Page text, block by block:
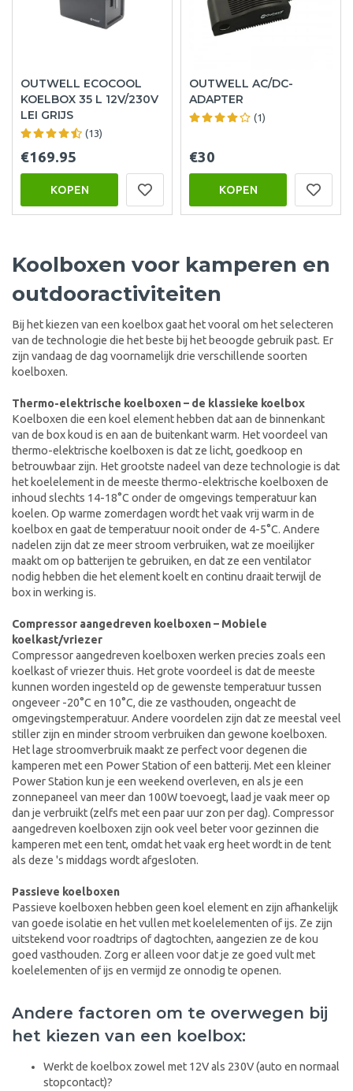
OUTWELL ECOCOOL
KOELBOX 35 L 12V/230V
LEI GRIJS
(13)
€169.95
KOPEN
OUTWELL AC/DC-
ADAPTER
(1)
€30
KOPEN
Koolboxen voor kamperen en
outdooractiviteiten
Bij het kiezen van een koelbox gaat het vooral om het selecteren
van de technologie die het beste bij het beoogde gebruik past. Er
zijn vandaag de dag voornamelijk drie verschillende soorten
koelboxen.
Thermo-elektrische koelboxen – de klassieke koelbox
Koelboxen die een koel element hebben dat aan de binnenkant
van de box koud is en aan de buitenkant warm. Het voordeel van
thermo-elektrische koelboxen is dat ze licht, goedkoop en
betrouwbaar zijn. Het grootste nadeel van deze technologie is dat
het koelelement in de meeste thermo-elektrische koelboxen de
inhoud slechts 14-18°C onder de omgevings temperatuur kan
koelen. Op warme zomerdagen wordt het vaak vrij warm in de
koelbox en gaat de temperatuur nooit onder de 4-5°C. Andere
nadelen zijn dat ze meer stroom verbruiken, wat ze moeilijker
maakt om op batterijen te gebruiken, en dat ze een ventilator
nodig hebben die het element koelt en continu draait terwijl de
box in werking is.
Compressor aangedreven koelboxen – Mobiele
koelkast/vriezer
Compressor aangedreven koelboxen werken precies zoals een
koelkast of vriezer thuis. Het grote voordeel is dat de meeste
kunnen worden ingesteld op de gewenste temperatuur tussen
ongeveer -20°C en 10°C, die ze vasthouden, ongeacht de
omgevingstemperatuur. Andere voordelen zijn dat ze meestal veel
stiller zijn en minder stroom verbruiken dan gewone koelboxen.
Het lage stroomverbruik maakt ze perfect voor degenen die
kamperen met een Power Station of een batterij. Met een kleiner
Power Station kun je een weekend overleven, en als je een
zonnepaneel van meer dan 100W toevoegt, laad je vaak meer op
dan je verbruikt (zelfs met een paar uur zon per dag). Compressor
aangedreven koelboxen zijn ook veel beter voor gezinnen die
kamperen met een tent, omdat het vaak erg heet wordt in de tent
als deze 's middags wordt afgesloten.
Passieve koelboxen
Passieve koelboxen hebben geen koel element en zijn afhankelijk
van goede isolatie en het vullen met koelelementen of ijs. Ze zijn
uitstekend voor roadtrips of dagtochten, aangezien ze de kou
goed vasthouden. Zorg er alleen voor dat je ze goed vult met
koelelementen of ijs en vermijd ze onnodig te openen.
Andere factoren om te overwegen bij
het kiezen van een koelbox:
Werkt de koelbox zowel met 12V als 230V (auto en normaal
stopcontact)?